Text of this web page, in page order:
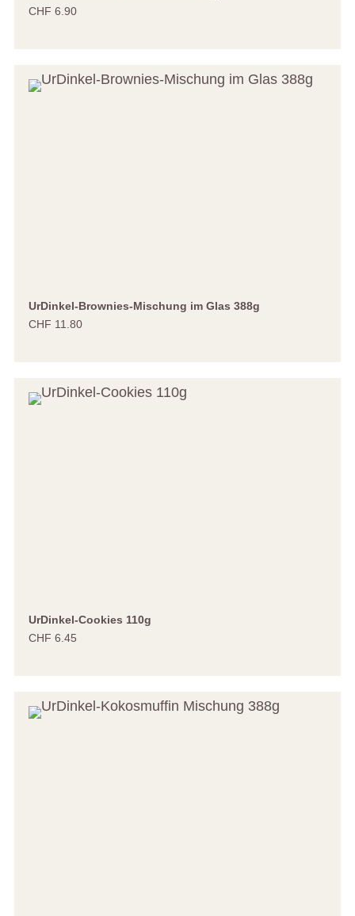
CHF 6.90
UrDinkel-Brownies-Mischung im Glas 388g
CHF 11.80
UrDinkel-Cookies 110g
CHF 6.45